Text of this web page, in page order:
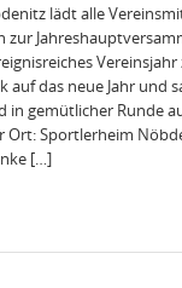
lädt alle
zur
auf das neue Jahr und
in gemütlicher Runde
Ort: Sportlerheim
[…]